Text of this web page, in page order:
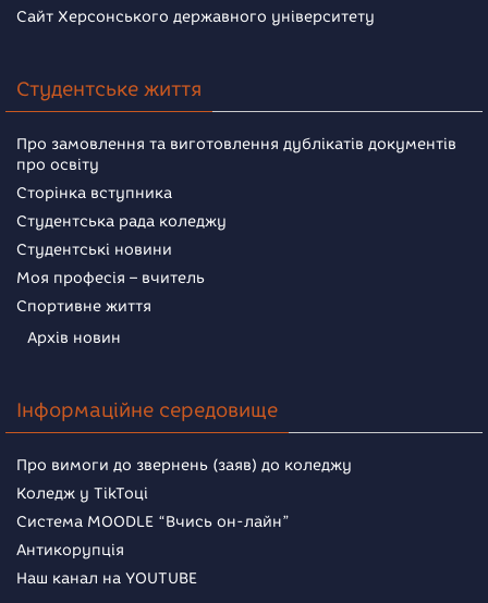
Сайт Херсонського державного університету
Студентське життя
Про замовлення та виготовлення дублікатів документів
про освіту
Сторінка вступника
Студентська рада коледжу
Студентські новини
Моя професія – вчитель
Спортивне життя
Архів новин
Інформаційне середовище
Про вимоги до звернень (заяв) до коледжу
Коледж у TikToці
Система MOODLE “Вчись он-лайн”
Антикорупція
Наш канал на YOUTUBE